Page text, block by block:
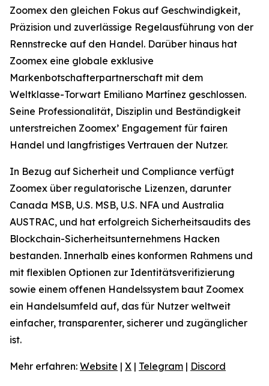
Zoomex den gleichen Fokus auf Geschwindigkeit,
Präzision und zuverlässige Regelausführung von der
Rennstrecke auf den Handel. Darüber hinaus hat
Zoomex eine globale exklusive
Markenbotschafterpartnerschaft mit dem
Weltklasse-Torwart Emiliano Martínez geschlossen.
Seine Professionalität, Disziplin und Beständigkeit
unterstreichen Zoomex’ Engagement für fairen
Handel und langfristiges Vertrauen der Nutzer.
In Bezug auf Sicherheit und Compliance verfügt
Zoomex über regulatorische Lizenzen, darunter
Canada MSB, U.S. MSB, U.S. NFA und Australia
AUSTRAC, und hat erfolgreich Sicherheitsaudits des
Blockchain-Sicherheitsunternehmens Hacken
bestanden. Innerhalb eines konformen Rahmens und
mit flexiblen Optionen zur Identitätsverifizierung
sowie einem offenen Handelssystem baut Zoomex
ein Handelsumfeld auf, das für Nutzer weltweit
einfacher, transparenter, sicherer und zugänglicher
ist.
Mehr erfahren: Website | X | Telegram | Discord